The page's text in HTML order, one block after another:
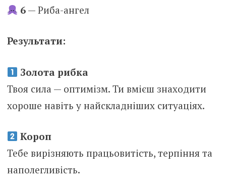
6 — Риба-ангел
Результати:
Золота рибка
Твоя сила — оптимізм. Ти вмієш знаходити
хороше навіть у найскладніших ситуаціях.
Короп
Тебе вирізняють працьовитість, терпіння та
наполегливість.